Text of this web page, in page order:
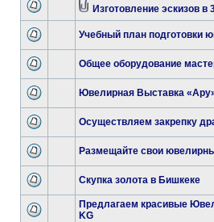
Изготовление эскизов в
Учебный план подготовки
Общее оборудование
Ювелирная Выставка
Осуществляем закрепку
Размещайте свои
Скупка золота в Бишкеке
Предлагаем красивые
KG